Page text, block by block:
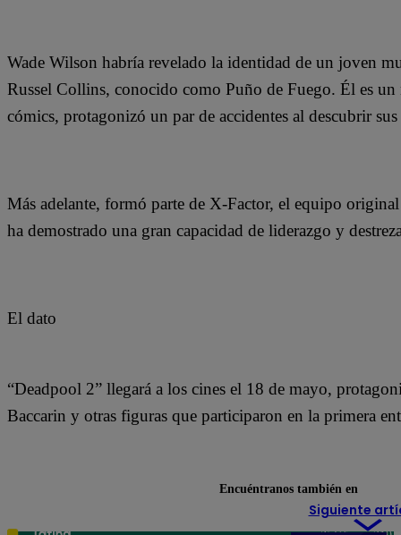
Wade Wilson habría revelado la identidad de un joven
Russel Collins, conocido como Puño de Fuego. Él es
cómics, protagonizó un par de accidentes al descubrir sus
Más adelante, formó parte de X-Factor, el equipo
ha demostrado una gran capacidad de liderazgo y
El dato
“Deadpool 2” llegará a los cines el 18 de mayo,
Baccarin y otras figuras que participaron en la primera
Siguiente
Encuéntranos también en